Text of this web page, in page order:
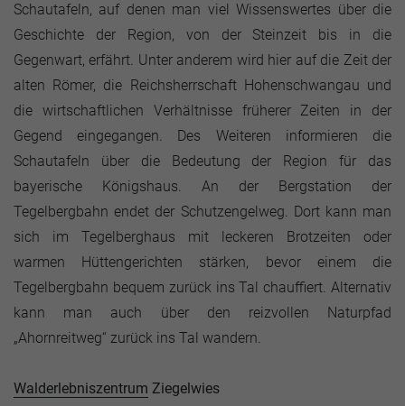
Schautafeln, auf denen man viel Wissenswertes über die
Geschichte der Region, von der Steinzeit bis in die
Gegenwart, erfährt. Unter anderem wird hier auf die Zeit der
alten Römer, die Reichsherrschaft Hohenschwangau und
die wirtschaftlichen Verhältnisse früherer Zeiten in der
Gegend eingegangen. Des Weiteren informieren die
Schautafeln über die Bedeutung der Region für das
bayerische Königshaus. An der Bergstation der
Tegelbergbahn endet der Schutzengelweg. Dort kann man
sich im Tegelberghaus mit leckeren Brotzeiten oder
warmen Hüttengerichten stärken, bevor einem die
Tegelbergbahn bequem zurück ins Tal chauffiert. Alternativ
kann man auch über den reizvollen Naturpfad
„Ahornreitweg“ zurück ins Tal wandern.
Walderlebniszentrum Ziegelwies